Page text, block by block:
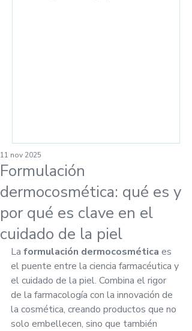
Formulación
dermocosmética: qué es y
por qué es clave en el
cuidado de la piel
11 nov 2025
La formulación dermocosmética es
el puente entre la ciencia farmacéutica y
el cuidado de la piel. Combina el rigor
de la farmacología con la innovación de
la cosmética, creando productos que no
solo embellecen, sino que también